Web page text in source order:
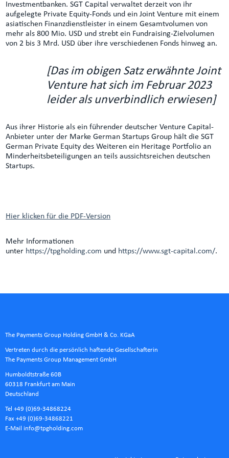
Investmentbanken. SGT Capital verwaltet derzeit von ihr
aufgelegte Private Equity-Fonds und ein Joint Venture mit einem
asiatischen Finanzdienstleister in einem Gesamtvolumen von
mehr als 800 Mio. USD und strebt ein Fundraising-Zielvolumen
von 2 bis 3 Mrd. USD über ihre verschiedenen Fonds hinweg an.
[Das im obigen Satz erwähnte Joint
Venture hat sich im Februar 2023
leider als unverbindlich erwiesen]
Aus ihrer Historie als ein führender deutscher Venture Capital-
Anbieter unter der Marke German Startups Group hält die SGT
German Private Equity des Weiteren ein Heritage Portfolio an
Minderheitsbeteiligungen an teils aussichtsreichen deutschen
Startups.
Hier klicken für die PDF-Version
Mehr Informationen
unter https://tpgholding.com und https://www.sgt-capital.com/.
The Payments Group Holding GmbH & Co. KGaA
Vertreten durch die persönlich haftende Gesellschafterin
The Payments Group Management GmbH
Humboldtstraße 60B
60318 Frankfurt am Main
Deutschland
Tel +49 (0)69-34868224
Fax +49 (0)69-34868221
E-Mail info@tpgholding.com